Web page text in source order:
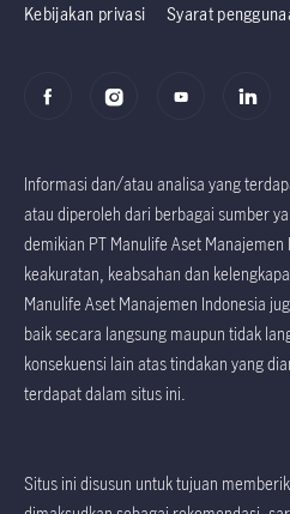
Kebijakan privasi Syarat
Informasi dan/atau analisa yang
atau diperoleh dari berbagai sumber
demikian PT Manulife Aset
keakuratan, keabsahan dan
Manulife Aset Manajemen Indonesia
baik secara langsung maupun tidak
konsekuensi lain atas tindakan yang
terdapat dalam situs ini.
Situs ini disusun untuk tujuan